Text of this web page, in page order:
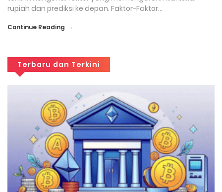
rupiah dan prediksi ke depan. Faktor-Faktor…
Continue Reading →
Terbaru dan Terkini